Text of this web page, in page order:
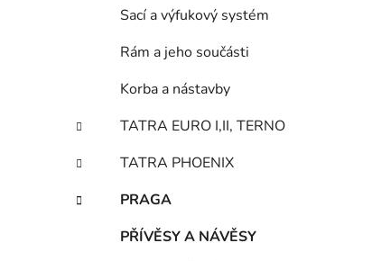
Sací a výfukový systém
Rám a jeho součásti
Korba a nástavby
TATRA EURO I,II, TERNO
TATRA PHOENIX
PRAGA
PŘÍVĚSY A NÁVĚSY